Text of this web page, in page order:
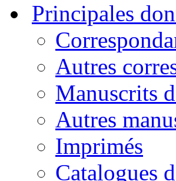
Principales
Autres
Manuscrits
Autres
Imprimés
Catalogues